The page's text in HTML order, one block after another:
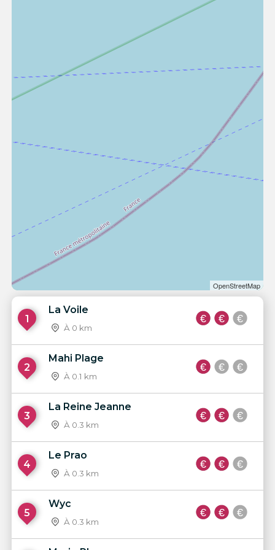
OpenStreetMap
1
La Voile
À 0 km
2
Mahi Plage
À 0.1 km
3
La Reine Jeanne
À 0.3 km
4
Le Prao
À 0.3 km
5
Wyc
À 0.3 km